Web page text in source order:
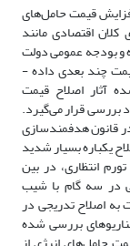
قیمت حامل‌های
اقتصادی مانند
بودجه عمومی دولت
چند بعدی داده -
آثار اصلاح قیمت
بررسی قرار می‌گیرد.
قانون هدفمند‌سازی
یکباره بسیار شدید
انتظاری، در بین
در سه گام با شیب
به اصلاح تدریجی در
بررسی شده